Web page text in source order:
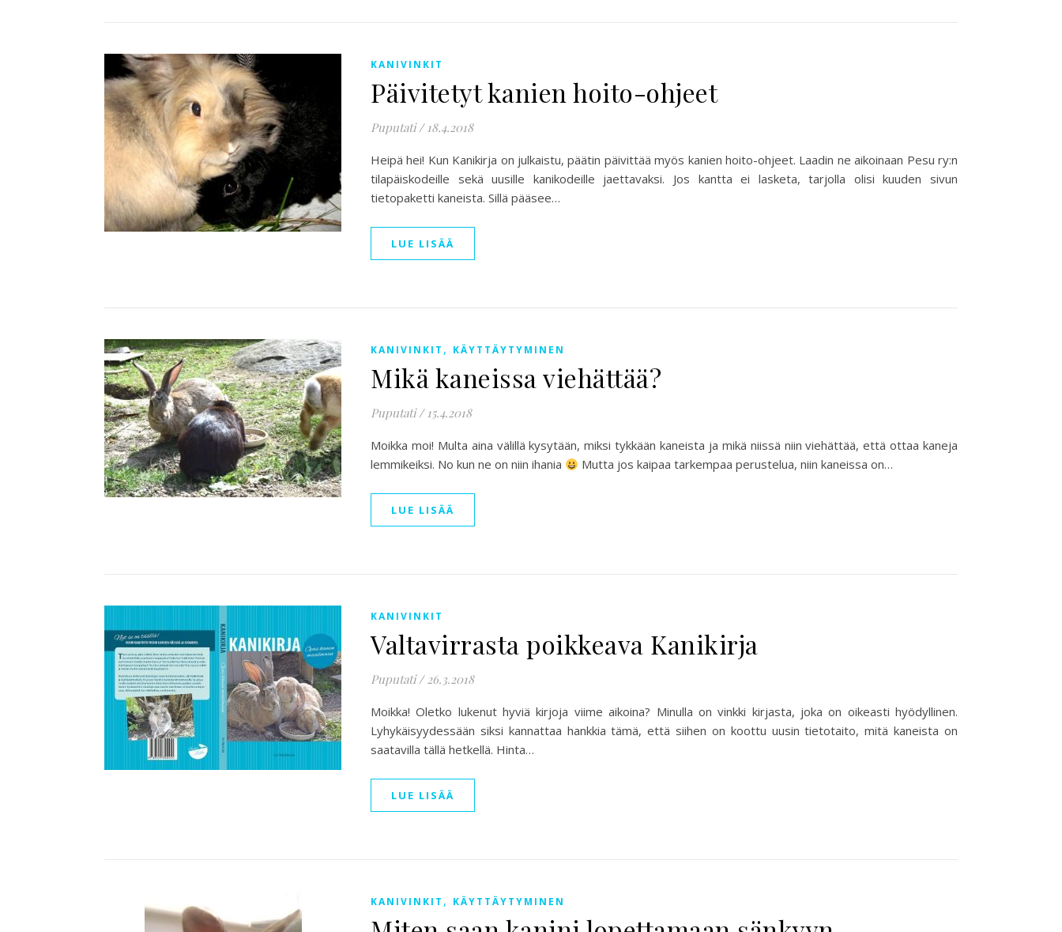
KANIVINKIT
Päivitetyt kanien hoito-ohjeet
Puputati / 18.4.2018
Heipä hei! Kun Kanikirja on julkaistu, päätin päivittää myös kanien hoito-ohjeet. Laadin ne aikoinaan Pesu ry:n
tilapäiskodeille sekä uusille kanikodeille jaettavaksi. Jos kantta ei lasketa, tarjolla olisi kuuden sivun
tietopaketti kaneista. Sillä pääsee…
LUE LISÄÄ
KANIVINKIT , KÄYTTÄYTYMINEN
Mikä kaneissa viehättää?
Puputati / 15.4.2018
Moikka moi! Multa aina välillä kysytään, miksi tykkään kaneista ja mikä niissä niin viehättää, että ottaa kaneja
lemmikeiksi. No kun ne on niin ihania
Mutta jos kaipaa tarkempaa perustelua, niin kaneissa on…
LUE LISÄÄ
KANIVINKIT
Valtavirrasta poikkeava Kanikirja
Puputati / 26.3.2018
Moikka! Oletko lukenut hyviä kirjoja viime aikoina? Minulla on vinkki kirjasta, joka on oikeasti hyödyllinen.
Lyhykäisyydessään siksi kannattaa hankkia tämä, että siihen on koottu uusin tietotaito, mitä kaneista on
saatavilla tällä hetkellä. Hinta…
LUE LISÄÄ
KANIVINKIT , KÄYTTÄYTYMINEN